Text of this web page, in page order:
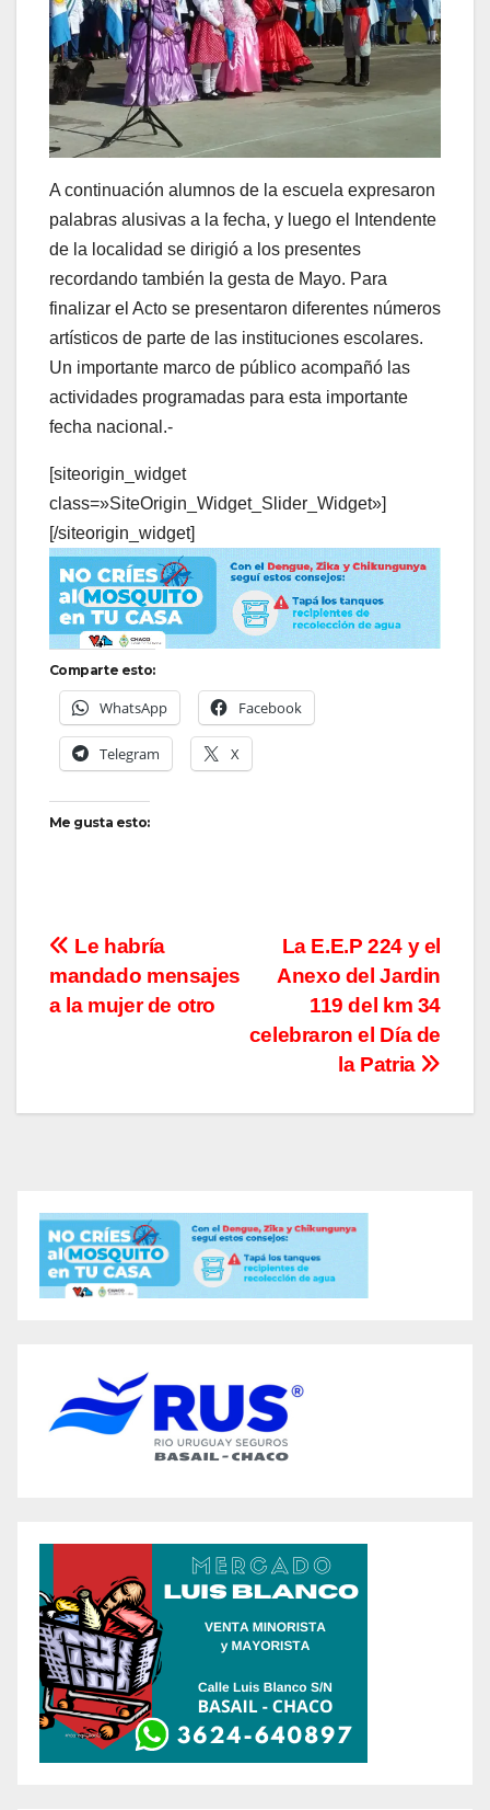
A continuación alumnos de la escuela expresaron
palabras alusivas a la fecha, y luego el Intendente
de la localidad se dirigió a los presentes
recordando también la gesta de Mayo. Para
finalizar el Acto se presentaron diferentes números
artísticos de parte de las instituciones escolares.
Un importante marco de público acompañó las
actividades programadas para esta importante
fecha nacional.-
[siteorigin_widget
class=»SiteOrigin_Widget_Slider_Widget»]
[/siteorigin_widget]
Comparte esto:
WhatsApp Facebook
Telegram X
Me gusta esto:
Navegación
de
La E.E.P 224 y el
Anexo del Jardin
119 del km 34
celebraron el Día de
la Patria
Le habría
mandado mensajes
a la mujer de otro